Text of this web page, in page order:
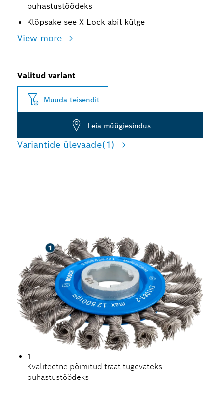
puhastustöödeks
Klõpsake see X-Lock abil külge
View more
Valitud variant
Muuda teisendit
Leia müügiesindus
Variantide ülevaade(1)
1
Kvaliteetne põimitud traat tugevateks
puhastustöödeks